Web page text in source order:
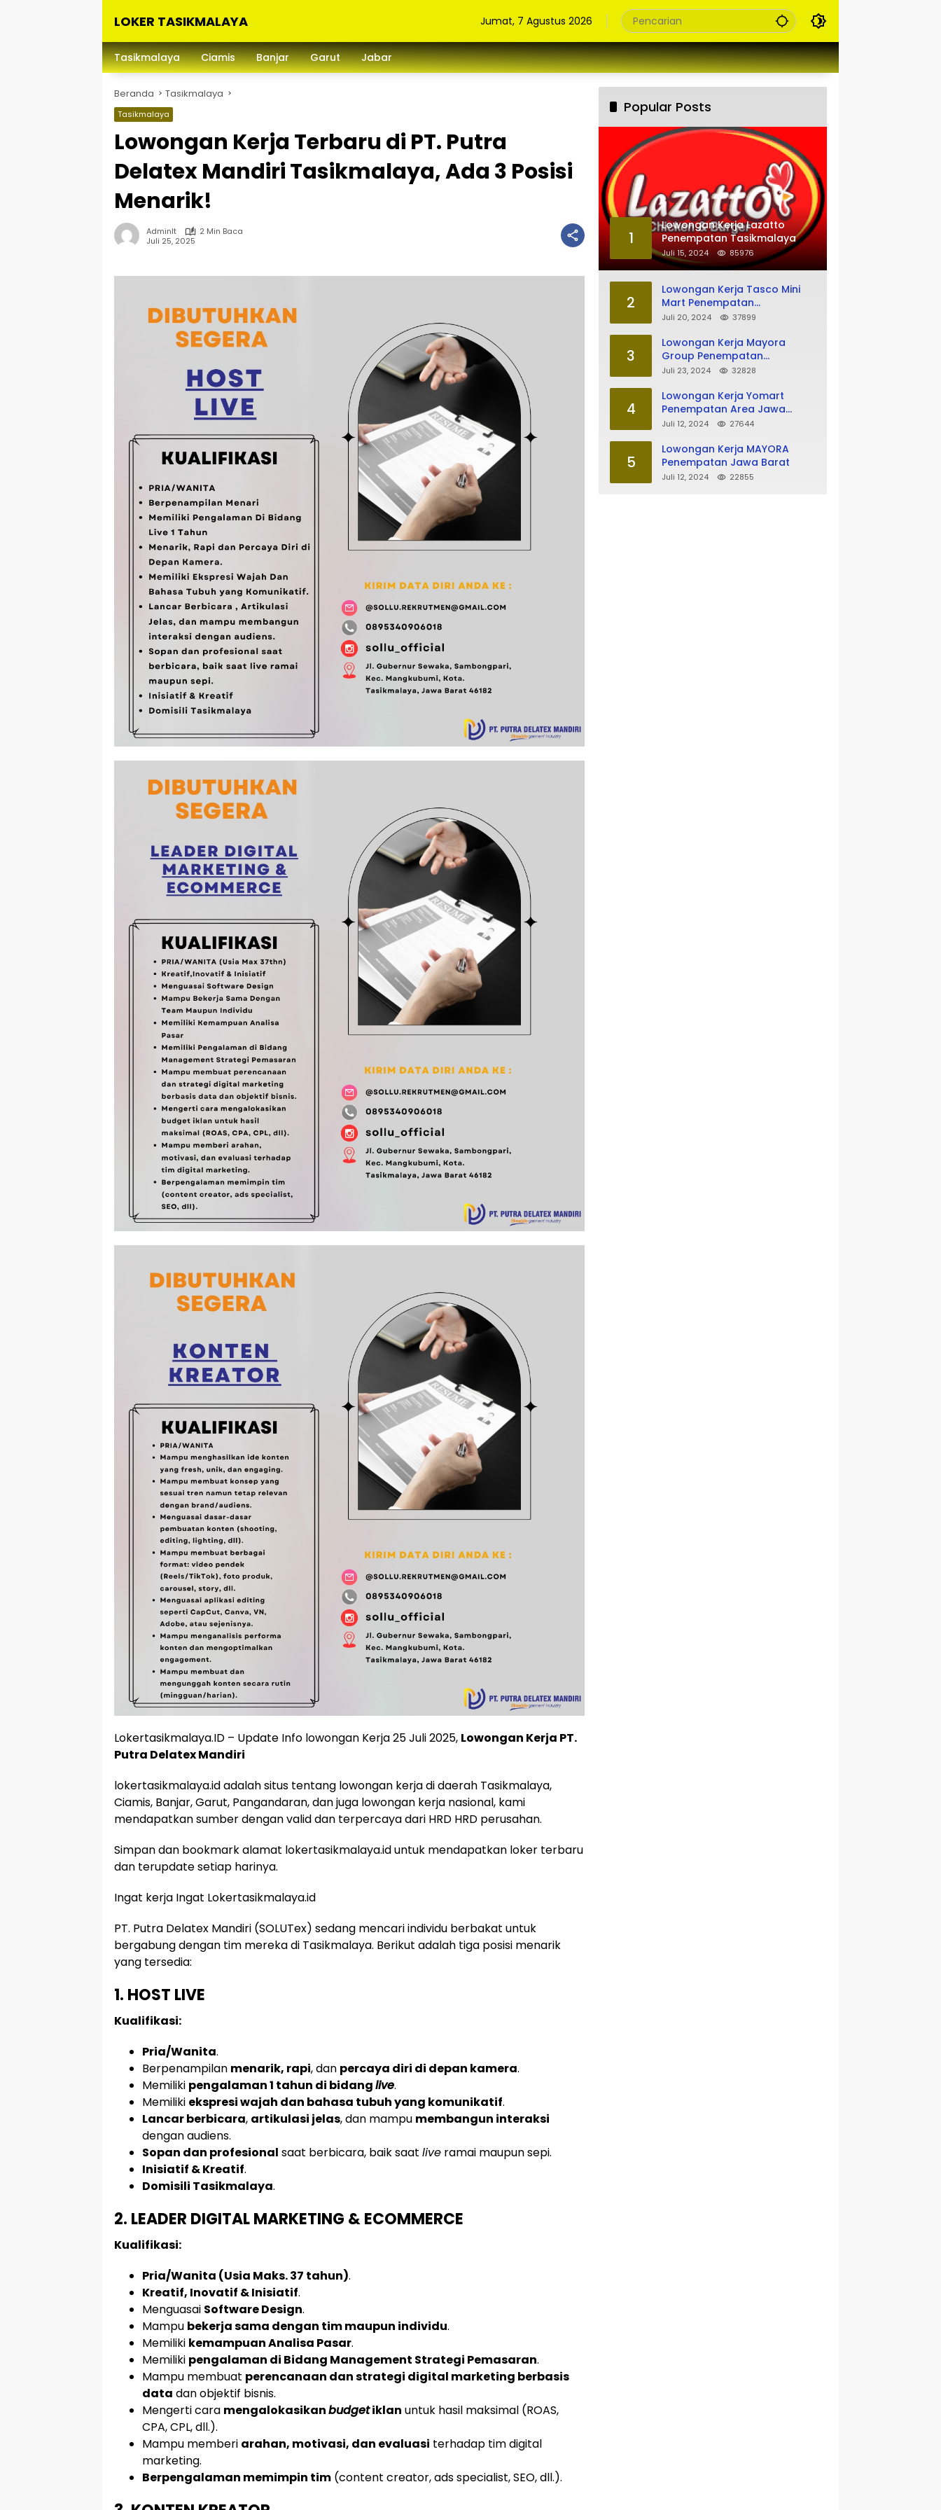
LOKER TASIKMALAYA
Lowongan
Kerja
dan
Sekitarna
Jumat, 7 Agustus 2026
Tasikmalaya Ciamis Banjar Garut Jabar
Beranda Tasikmalaya
Tasikmalaya
Lowongan Kerja Terbaru di PT. Putra
Delatex Mandiri Tasikmalaya, Ada 3 Posisi
Menarik!
Adminlt
2 Min Baca
Juli 25, 2025
Lokertasikmalaya.ID – Update Info lowongan Kerja 25 Juli 2025, Lowongan Kerja PT.
Putra Delatex Mandiri
lokertasikmalaya.id adalah situs tentang lowongan kerja di daerah Tasikmalaya,
Ciamis, Banjar, Garut, Pangandaran, dan juga lowongan kerja nasional, kami
mendapatkan sumber dengan valid dan terpercaya dari HRD HRD perusahan.
Simpan dan bookmark alamat lokertasikmalaya.id untuk mendapatkan loker terbaru
dan terupdate setiap harinya.
Ingat kerja Ingat Lokertasikmalaya.id
PT. Putra Delatex Mandiri (SOLUTex) sedang mencari individu berbakat untuk
bergabung dengan tim mereka di Tasikmalaya. Berikut adalah tiga posisi menarik
yang tersedia:
1. HOST LIVE
Kualifikasi:
Pria/Wanita.
Berpenampilan menarik, rapi, dan percaya diri di depan kamera.
Memiliki pengalaman 1 tahun di bidanglive.
Memiliki ekspresi wajah dan bahasa tubuh yang komunikatif.
Lancar berbicara, artikulasi jelas, dan mampu membangun interaksi
dengan audiens.
Sopan dan profesional saat berbicara, baik saat live ramai maupun sepi.
Inisiatif & Kreatif.
Domisili Tasikmalaya.
2. LEADER DIGITAL MARKETING & ECOMMERCE
Kualifikasi:
Pria/Wanita (Usia Maks. 37 tahun).
Kreatif, Inovatif & Inisiatif.
Menguasai Software Design.
Mampu bekerja sama dengan tim maupun individu.
Memiliki kemampuan Analisa Pasar.
Memiliki pengalaman di Bidang Management Strategi Pemasaran.
Mampu membuat perencanaan dan strategi digital marketing berbasis
data dan objektif bisnis.
Mengerti cara mengalokasikanbudgetiklan untuk hasil maksimal (ROAS,
CPA, CPL, dll.).
Mampu memberi arahan, motivasi, dan evaluasi terhadap tim digital
marketing.
Berpengalaman memimpin tim (content creator, ads specialist, SEO, dll.).
Popular Posts
1
Lowongan Kerja Lazatto
Penempatan Tasikmalaya
Juli 15, 2024 85976
2
Lowongan Kerja Tasco Mini
Mart Penempatan
Tasikmalaya
Juli 20, 2024 37899
3
Lowongan Kerja Mayora
Group Penempatan
Tasikmalaya
Juli 23, 2024 32828
4
Lowongan Kerja Yomart
Penempatan Area Jawa
Barat
Juli 12, 2024 27644
5
Lowongan Kerja MAYORA
Penempatan Jawa Barat
Juli 12, 2024 22855